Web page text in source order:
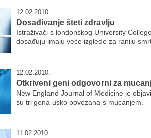
12.02.2010.
Dosađivanje šteti zdravlju
Istraživači s londonskog University
dosađuju imaju veće izglede za raniju
12.02.2010.
Otkriveni geni odgovorni za
New England Journal of Medicine je
su tri gena usko povezana s mucanjem.
11.02.2010.